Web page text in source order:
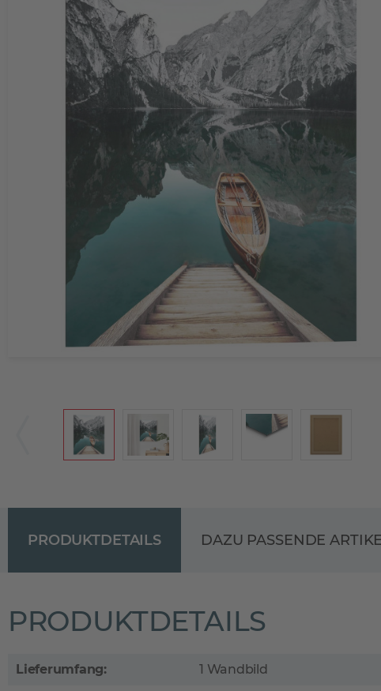
PRODUKTDETAILS
PRODUKTDETAILS
Lieferumfang: 1 Wandbild
DAZU PASSENDE